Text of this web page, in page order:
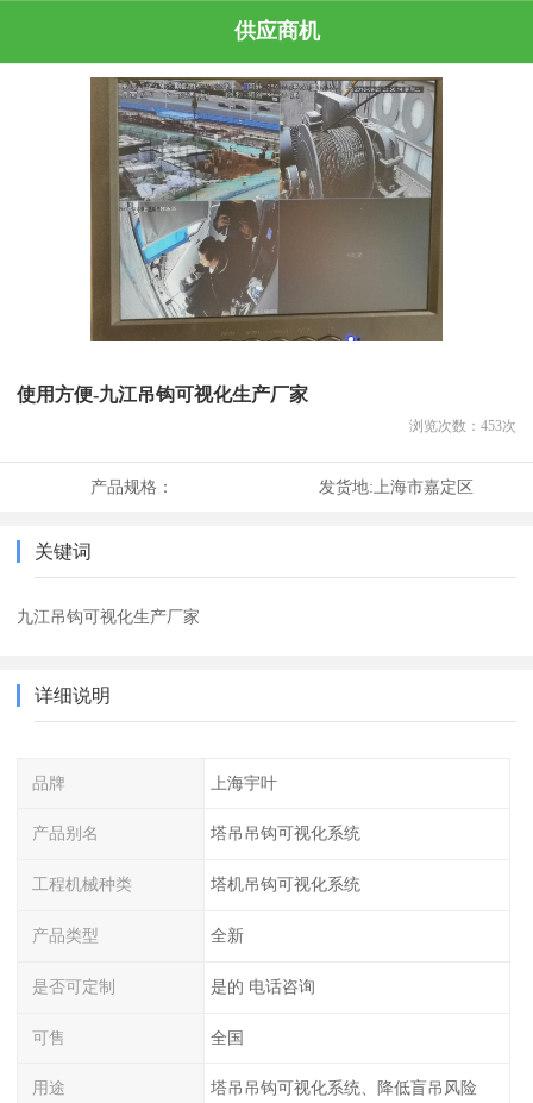
供应商机
使用方便-九江吊钩可视化生产厂家
浏览次数： 453次
产品规格： 发货地:上海市嘉定区
关键词
九江吊钩可视化生产厂家
详细说明
品牌 上海宇叶
产品别名 塔吊吊钩可视化系统
工程机械种类 塔机吊钩可视化系统
产品类型 全新
是否可定制 是的 电话咨询
可售 全国
用途 塔吊吊钩可视化系统、降低盲吊风险